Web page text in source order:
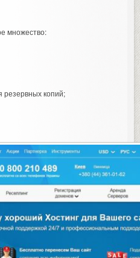
множество:
резервных копий;